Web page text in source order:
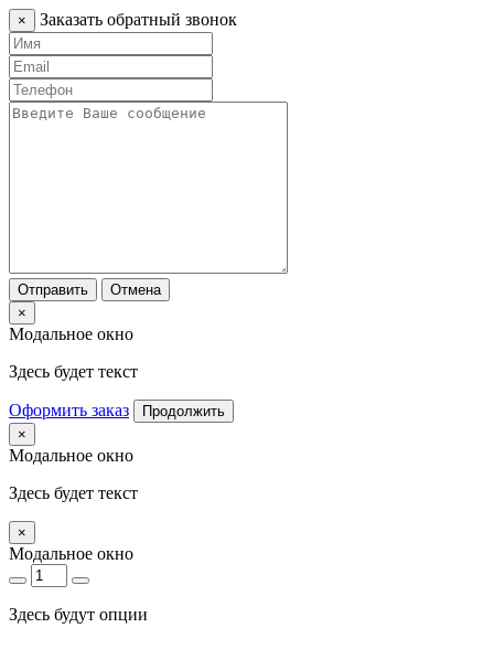
× Заказать обратный звонок
Отправить
Отмена
×
Модальное окно
Здесь будет текст
Оформить заказ
Продолжить
×
Модальное окно
Здесь будет текст
×
Модальное окно
Здесь будут опции